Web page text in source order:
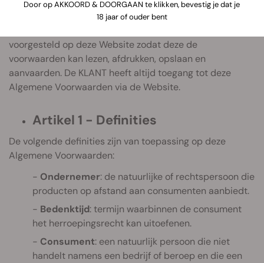
telematisch moet aanvaarden vóór de aankoop van het
voorgesteld op deze Website zodat deze de
voorwaarden kan lezen, afdrukken, opslaan en
aanvaarden. De KLANT heeft altijd toegang tot deze
Algemene Voorwaarden via de Website.
Artikel 1 - Definities
De volgende definities zijn van toepassing op deze
Algemene Voorwaarden:
Ondernemer: de natuurlijke of rechtspersoon die
producten op afstand aan consumenten aanbiedt.
Bedenktijd: termijn waarbinnen de consument
het herroepingsrecht kan uitoefenen.
Consument: een natuurlijk persoon die niet
handelt namens een bedrijf of beroep en die een
Door op AKKOORD & DOORGAAN te klikken, bevestig je dat je
18 jaar of ouder bent